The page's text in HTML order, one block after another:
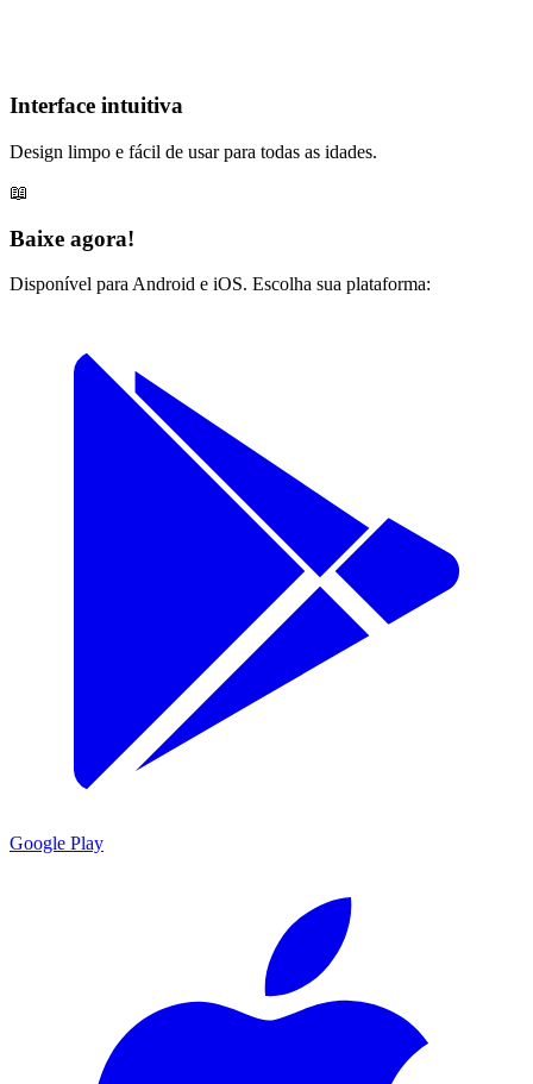
Interface intuitiva
Design limpo e fácil de usar para todas as idades.
📖
Baixe agora!
Disponível para Android e iOS. Escolha sua plataforma:
Google Play